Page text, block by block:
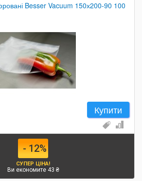
Besser Vacuum 150х200-90 100
Купити
- 12%
СУПЕР ЦІНА!
Ви економите 43 ₴